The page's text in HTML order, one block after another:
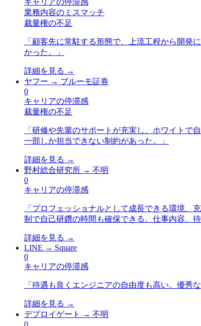
キャリアの停滞感
業務内容のミスマッチ
裁量権の不足
「 顧客先に常駐する形態で、上流工程から開発
かった。
」
詳細を見る →
ヤフー → ブルーモ証券
0
キャリアの停滞感
裁量権の不足
「 研修や先輩のサポートが充実し、ホワイトで
一部しか担当できない制約があった。
」
詳細を見る →
野村総合研究所 → 不明
0
キャリアの停滞感
「 プロフェッショナルとして成長できる環境、
制で自己研鑽の時間も確保できる。仕事内容、
詳細を見る →
LINE → Square
0
キャリアの停滞感
「 待遇も良くエンジニアの自由度も高い。優秀
詳細を見る →
デプロイゲート
→ 不明
0